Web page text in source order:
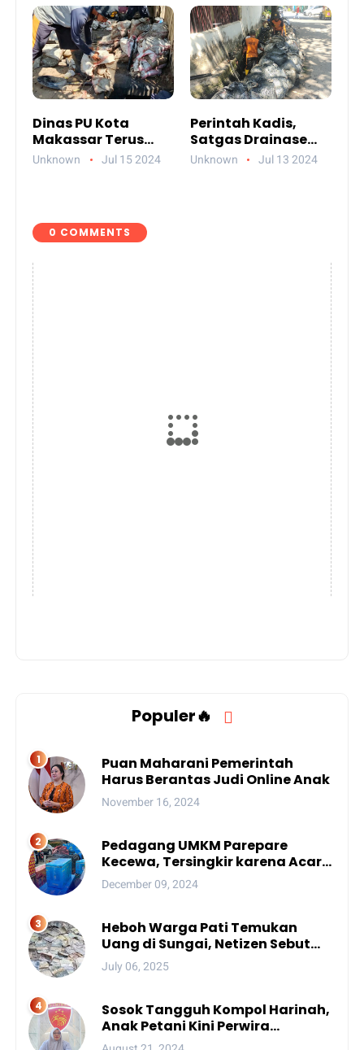
Dinas PU Kota
Makassar Terus
Lakukan Perbaikan
Unknown Jul 15 2024
Perintah Kadis,
Satgas Drainase
Gerak Cepat
Unknown Jul 13 2024
0 COMMENTS
Populer🔥
Puan Maharani Pemerintah
Harus Berantas Judi Online Anak
November 16, 2024
Pedagang UMKM Parepare
Kecewa, Tersingkir karena Acara
Besar
December 09, 2024
Heboh Warga Pati Temukan
Uang di Sungai, Netizen Sebut
Fenomena Aneh
July 06, 2025
Sosok Tangguh Kompol Harinah,
Anak Petani Kini Perwira
Menengah Polda Sulsel